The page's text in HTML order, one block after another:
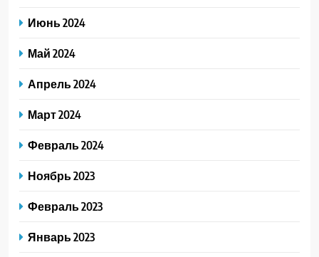
Июнь 2024
Май 2024
Апрель 2024
Март 2024
Февраль 2024
Ноябрь 2023
Февраль 2023
Январь 2023